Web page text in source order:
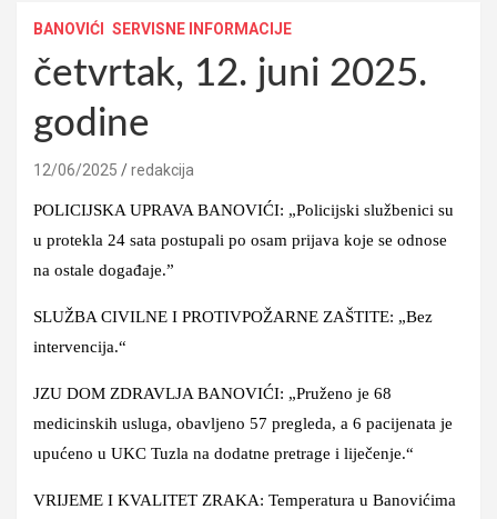
BANOVIĆI SERVISNE INFORMACIJE
četvrtak, 12. juni 2025.
godine
12/06/2025 redakcija
POLICIJSKA UPRAVA BANOVIĆI: „Policijski službenici su
u protekla 24 sata postupali po osam prijava koje se odnose
na ostale događaje.”
SLUŽBA CIVILNE I PROTIVPOŽARNE ZAŠTITE: „Bez
intervencija.“
JZU DOM ZDRAVLJA BANOVIĆI: „Pruženo je 68
medicinskih usluga, obavljeno 57 pregleda, a 6 pacijenata je
upućeno u UKC Tuzla na dodatne pretrage i liječenje.“
VRIJEME I KVALITET ZRAKA: Temperatura u Banovićima